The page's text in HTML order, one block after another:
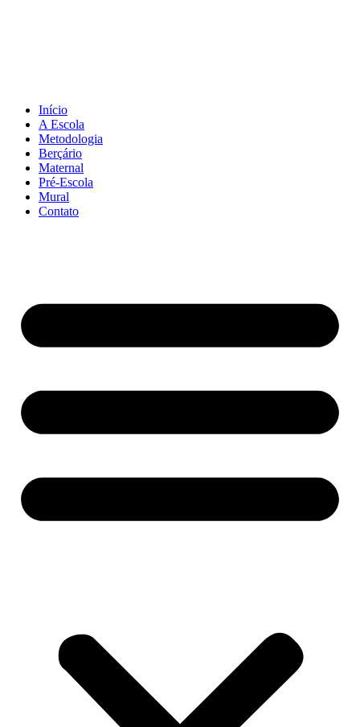
Início
A Escola
Metodologia
Berçário
Maternal
Pré-Escola
Mural
Contato